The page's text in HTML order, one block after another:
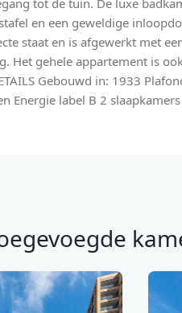
tot de tuin. De luxe
en een geweldige
staat en is afgewerkt met
Het gehele appartement is
Gebouwd in: 1933
Energie label B 2 slaapkamers